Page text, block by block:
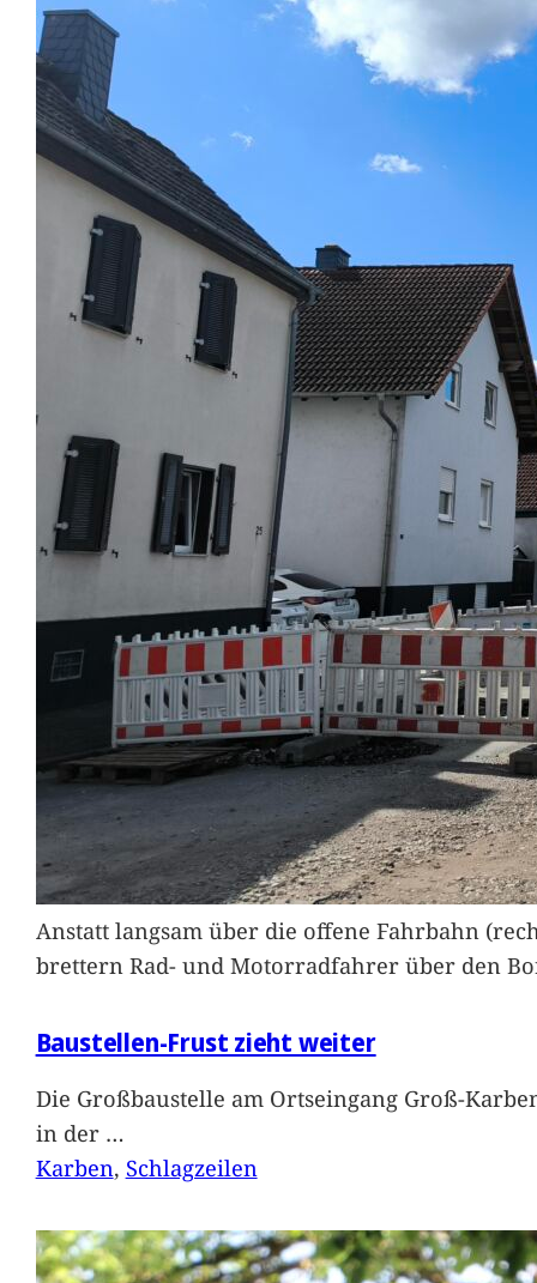
Anstatt langsam über die offene Fahrbahn
brettern Rad- und Motorradfahrer über den
Baustellen-Frust zieht weiter
Die Großbaustelle am Ortseingang Groß-
in der …
Karben, Schlagzeilen